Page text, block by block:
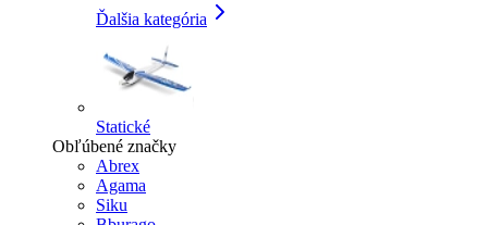
Ďalšia kategória
Statické
Obľúbené značky
Abrex
Agama
Siku